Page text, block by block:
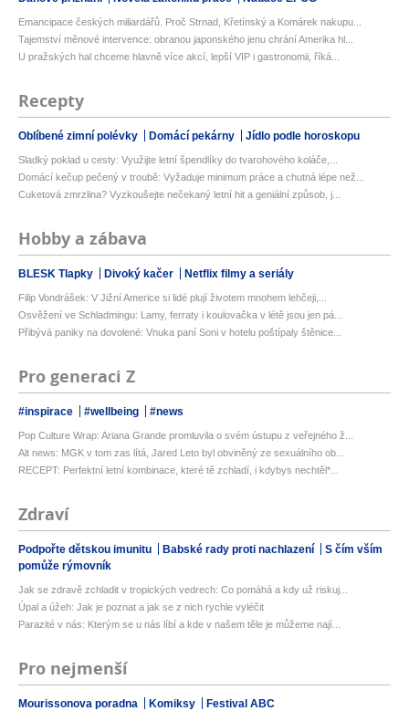
Emancipace českých miliardářů. Proč Strnad, Křetínský a Komárek nakupu...
Tajemství měnové intervence: obranou japonského jenu chrání Amerika hl...
U pražských hal chceme hlavně více akcí, lepší VIP i gastronomii, říká...
Recepty
Oblíbené zimní polévky Domácí pekárny Jídlo podle horoskopu
Sladký poklad u cesty: Využijte letní špendlíky do tvarohového koláče,...
Domácí kečup pečený v troubě: Vyžaduje minimum práce a chutná lépe než...
Cuketová zmrzlina? Vyzkoušejte nečekaný letní hit a geniální způsob, j...
Hobby a zábava
BLESK Tlapky Divoký kačer Netflix filmy a seriály
Filip Vondrášek: V Jižní Americe si lidé plují životem mnohem lehčeji,...
Osvěžení ve Schladmingu: Lamy, ferraty i koulovačka v létě jsou jen pá...
Přibývá paniky na dovolené: Vnuka paní Soni v hotelu poštípaly štěnice...
Pro generaci Z
#inspirace #wellbeing #news
Pop Culture Wrap: Ariana Grande promluvila o svém ústupu z veřejného ž...
Alt news: MGK v tom zas lítá, Jared Leto byl obviněný ze sexuálního ob...
RECEPT: Perfektní letní kombinace, které tě zchladí, i kdybys nechtěl*...
Zdraví
Podpořte dětskou imunitu Babské rady proti nachlazení
S čím vším
pomůže rýmovník
Jak se zdravě zchladit v tropických vedrech: Co pomáhá a kdy už riskuj...
Úpal a úžeh: Jak je poznat a jak se z nich rychle vyléčit
Parazité v nás: Kterým se u nás líbí a kde v našem těle je můžeme nají...
Pro nejmenší
Mourissonova poradna Komiksy Festival ABC